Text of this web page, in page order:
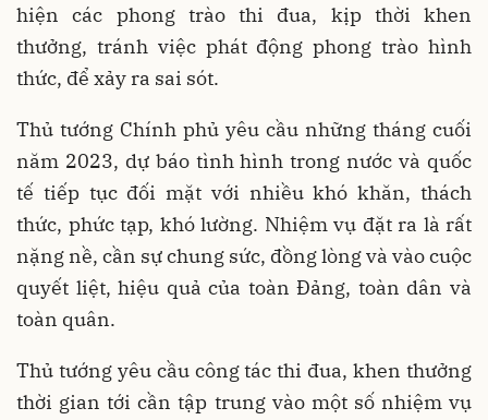
hiện các phong trào thi đua, kịp thời khen
thưởng, tránh việc phát động phong trào hình
thức, để xảy ra sai sót.
Thủ tướng Chính phủ yêu cầu những tháng cuối
năm 2023, dự báo tình hình trong nước và quốc
tế tiếp tục đối mặt với nhiều khó khăn, thách
thức, phức tạp, khó lường. Nhiệm vụ đặt ra là rất
nặng nề, cần sự chung sức, đồng lòng và vào cuộc
quyết liệt, hiệu quả của toàn Đảng, toàn dân và
toàn quân.
Thủ tướng yêu cầu công tác thi đua, khen thưởng
thời gian tới cần tập trung vào một số nhiệm vụ